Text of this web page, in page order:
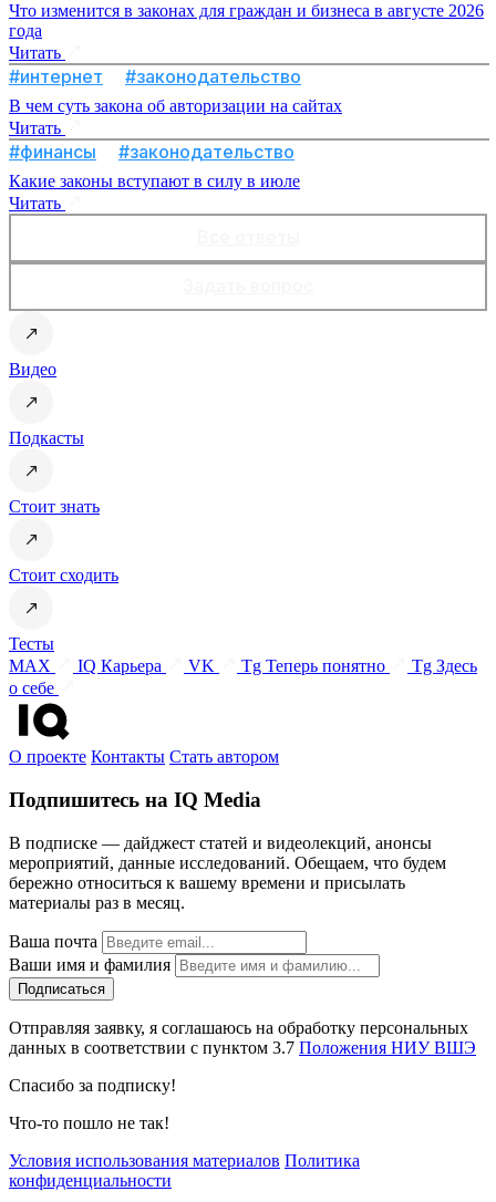
Что изменится в законах для граждан и бизнеса в августе 2026
года
Читать
#интернет #законодательство
В чем суть закона об авторизации на сайтах
Читать
#финансы #законодательство
Какие законы вступают в силу в июле
Читать
Видео
Подкасты
Стоит знать
Стоит сходить
Тесты
MAX
IQ Карьера VK Tg Теперь понятно
Tg Здесь
о себе
О проекте Контакты Стать автором
Подпишитесь на IQ Media
В подписке — дайджест статей и видеолекций, анонсы
мероприятий, данные исследований. Обещаем, что будем
бережно относиться к вашему времени и присылать
материалы раз в месяц.
Ваша почта
Ваши имя и фамилия
Отправляя заявку, я соглашаюсь на обработку персональных
данных в соответствии с пунктом 3.7 Положения НИУ ВШЭ
Спасибо за подписку!
Что-то пошло не так!
Условия использования материалов Политика
конфиденциальности